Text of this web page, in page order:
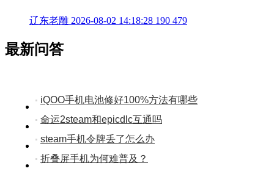
辽东老雕 2026-08-02 14:18:28 190 479
最新问答
iQOO手机电池修好100%方法有哪些
命运2steam和epicdlc互通吗
steam手机令牌丢了怎么办
折叠屏手机为何难普及？